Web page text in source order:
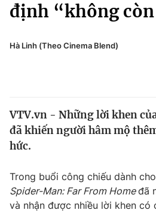
Xã hội
Pháp luật
Thế giới
Tin tức
Câu chuyện quốc tế
Kinh tế
Tài chính
Thị trường
Dữ liệu và đời sống
Văn hóa - Giải trí
Công nghệ
định “không còn
Hà Linh (Theo Cinema Blend)
VTV.vn - Những lời khen
đã khiến người hâm mộ
hức.
Trong buổi công chiếu dành
Spider-Man: Far From Homeđã
và nhận được nhiều lời khen có